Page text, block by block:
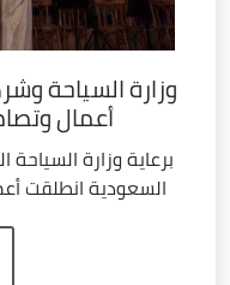
وزارة السياحة
أعمال
برعاية وزارة
السعودية انطلقت